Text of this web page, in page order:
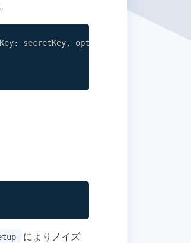
: secretKey, options
によりノイズ